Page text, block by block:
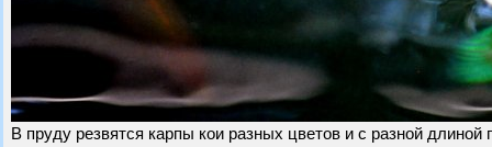
В пруду резвятся карпы кои разных цветов и с разной